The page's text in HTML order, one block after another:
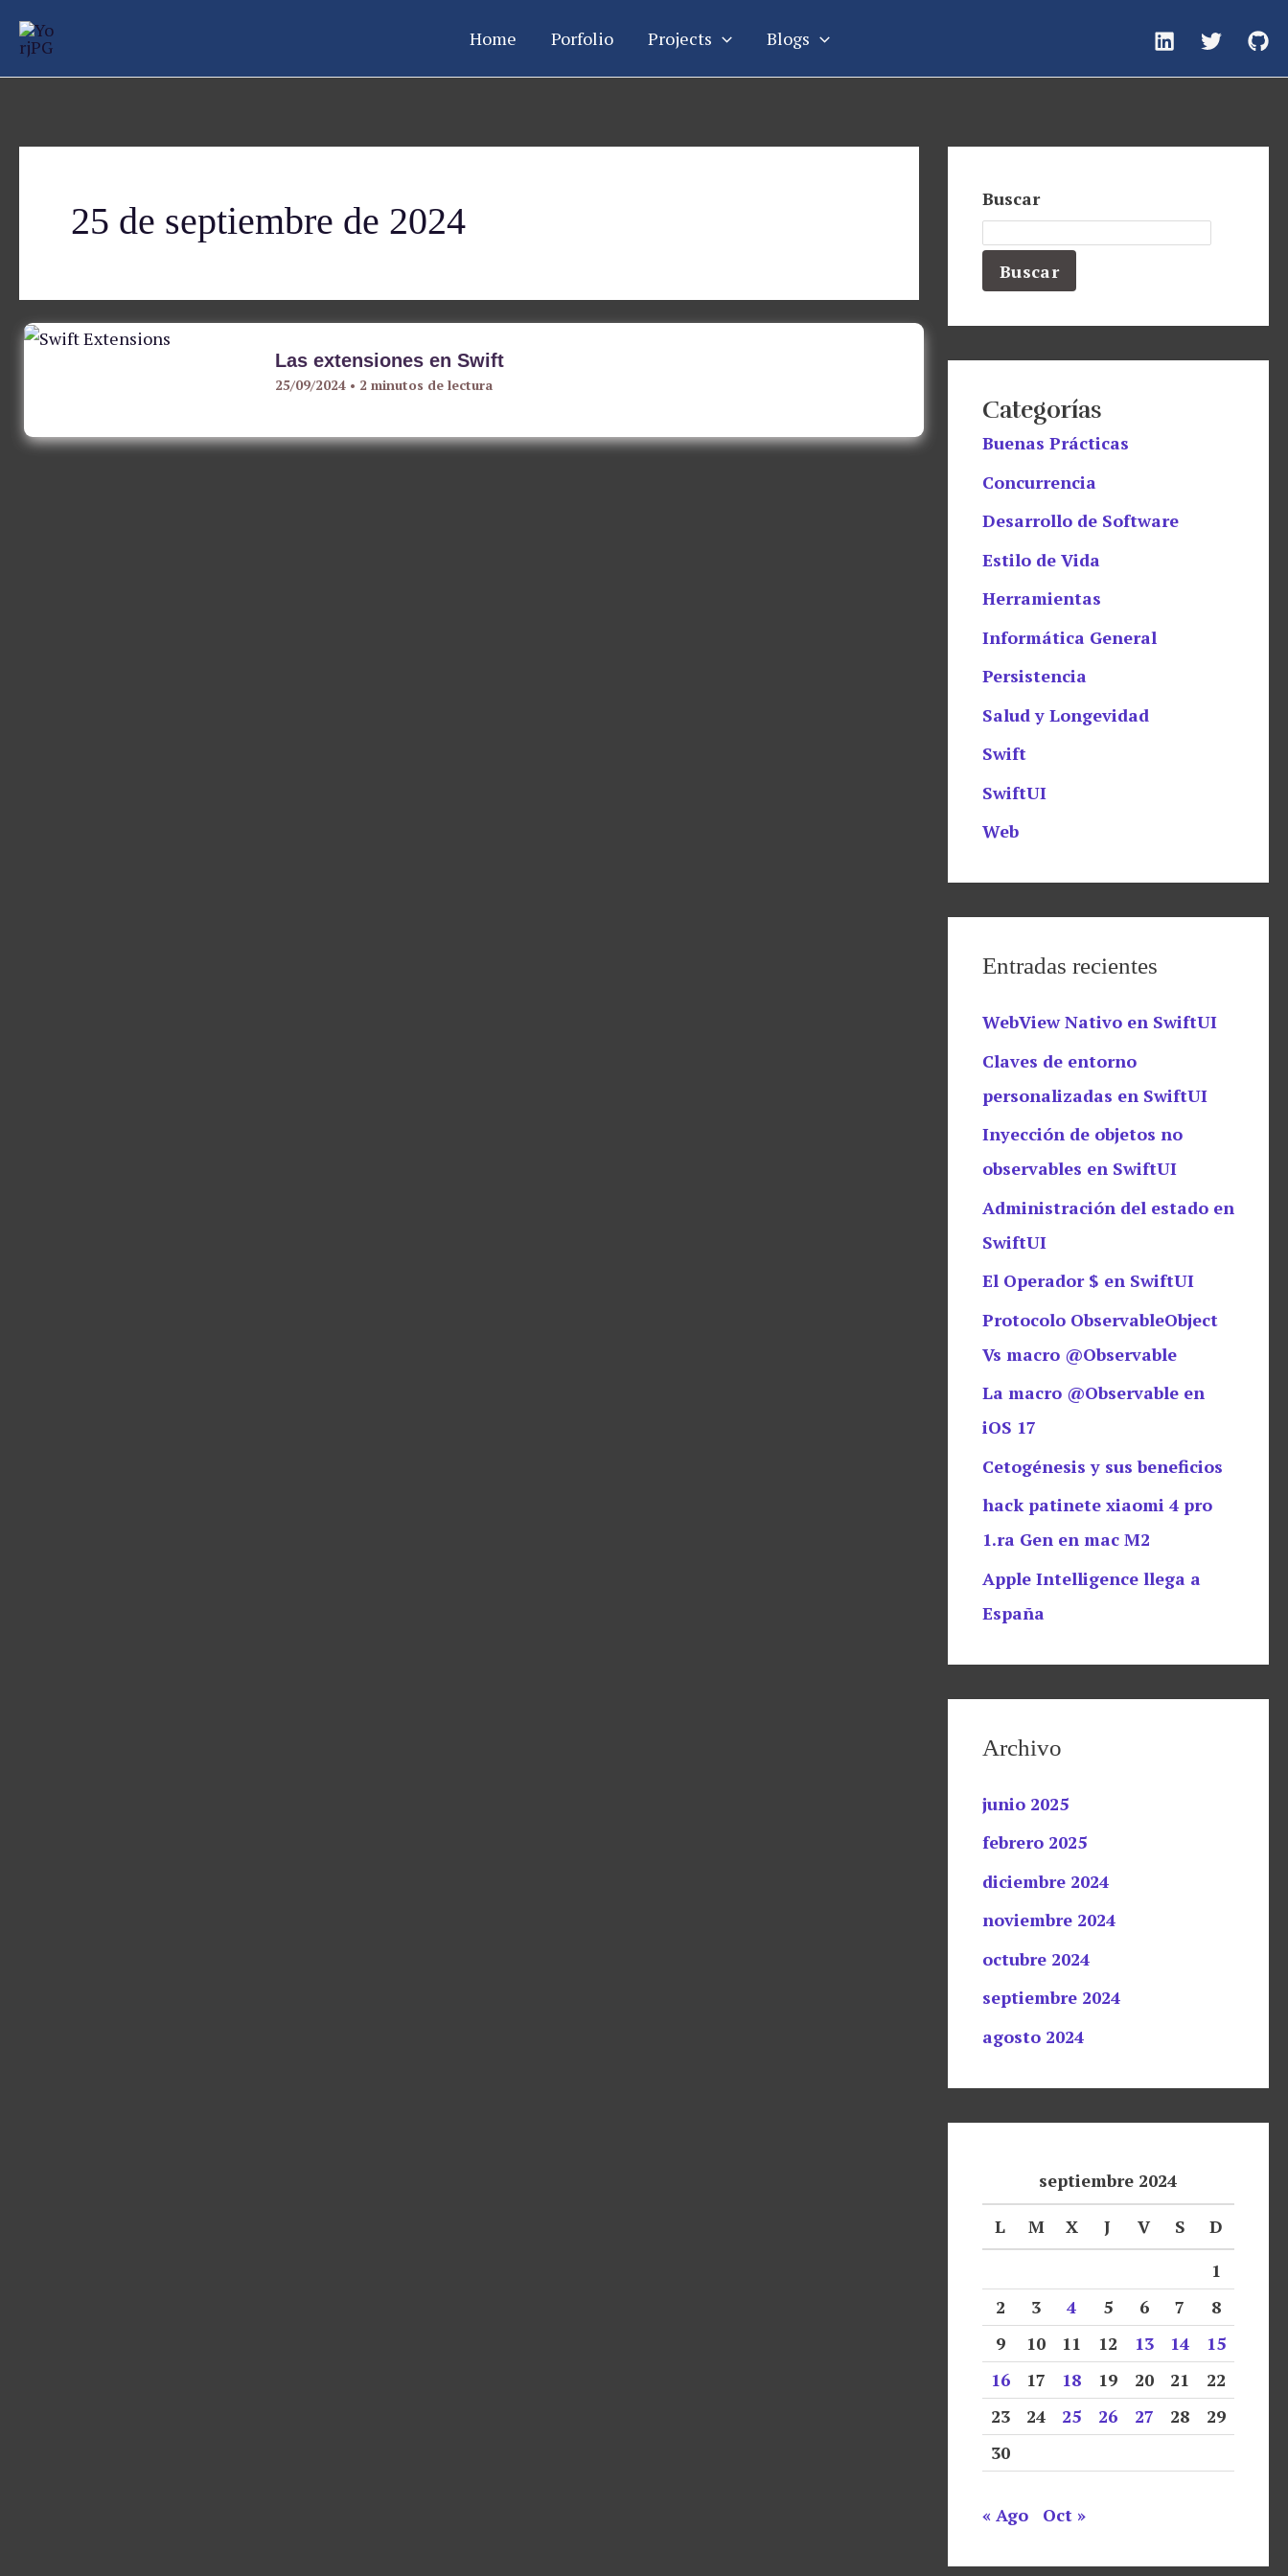
Home Porfolio Projects Blogs
25 de septiembre de 2024
Las extensiones en Swift
25/09/2024 • 2 minutos de lectura
Buscar
Buscar
Categorías
Buenas Prácticas
Concurrencia
Desarrollo de Software
Estilo de Vida
Herramientas
Informática General
Persistencia
Salud y Longevidad
Swift
SwiftUI
Web
Entradas recientes
WebView Nativo en SwiftUI
Claves de entorno
personalizadas en SwiftUI
Inyección de objetos no
observables en SwiftUI
Administración del estado en
SwiftUI
El Operador $ en SwiftUI
Protocolo ObservableObject
Vs macro @Observable
La macro @Observable en
iOS 17
Cetogénesis y sus beneficios
hack patinete xiaomi 4 pro
1.ra Gen en mac M2
Apple Intelligence llega a
España
Archivo
junio 2025
febrero 2025
diciembre 2024
noviembre 2024
octubre 2024
septiembre 2024
agosto 2024
septiembre 2024
L
M X J V S
D
1
2
3 4 5 6 7
8
9
10 11 12 13 14
15
16
17 18 19 20 21
22
23
24 25 26 27 28
29
30
« Ago Oct »